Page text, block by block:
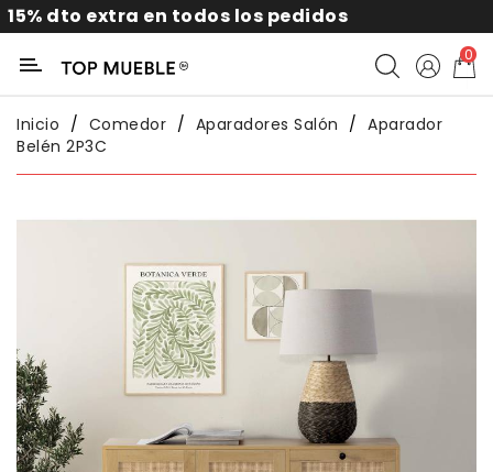
extra en todos los pedidos
Categoría
Exterior
Comedor
Dormitorio
0
Inicio Comedor Aparadores Salón
Aparador
Belén 2P3C